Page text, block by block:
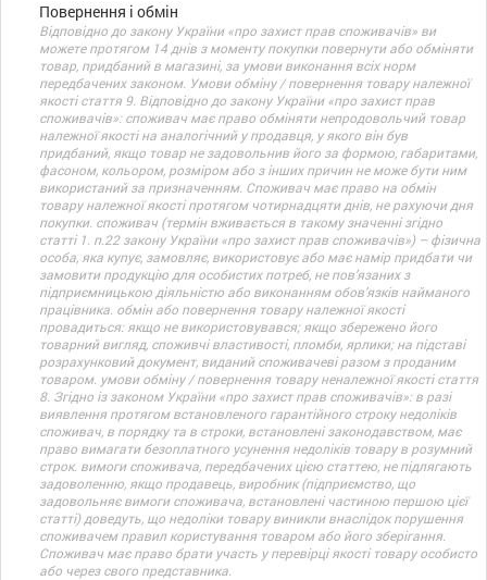
Повернення і обмін
Відповідно до закону України «про захист прав споживачів» ви
можете протягом 14 днів з моменту покупки повернути або обміняти
товар, придбаний в магазині, за умови виконання всіх норм
передбачених законом. Умови обміну / повернення товару належної
якості стаття 9. Відповідно до закону України «про захист прав
споживачів»: споживач має право обміняти непродовольчий товар
належної якості на аналогічний у продавця, у якого він був
придбаний, якщо товар не задовольнив його за формою, габаритами,
фасоном, кольором, розміром або з інших причин не може бути ним
використаний за призначенням. Споживач має право на обмін
товару належної якості протягом чотирнадцяти днів, не рахуючи дня
покупки. споживач (термін вживається в такому значенні згідно
статті 1. п.22 закону України «про захист прав споживачів») – фізична
особа, яка купує, замовляє, використовує або має намір придбати чи
замовити продукцію для особистих потреб, не пов’язаних з
підприємницькою діяльністю або виконанням обов’язків найманого
працівника. обмін або повернення товару належної якості
провадиться: якщо не використовувався; якщо збережено його
товарний вигляд, споживчі властивості, пломби, ярлики; на підставі
розрахунковий документ, виданий споживачеві разом з проданим
товаром. умови обміну / повернення товару неналежної якості стаття
8. Згідно із законом України «про захист прав споживачів»: в разі
виявлення протягом встановленого гарантійного строку недоліків
споживач, в порядку та в строки, встановлені законодавством, має
право вимагати безоплатного усунення недоліків товару в розумний
строк. вимоги споживача, передбачених цією статтею, не підлягають
задоволенню, якщо продавець, виробник (підприємство, що
задовольняє вимоги споживача, встановлені частиною першою цієї
статті) доведуть, що недоліки товару виникли внаслідок порушення
споживачем правил користування товаром або його зберігання.
Споживач має право брати участь у перевірці якості товару особисто
або через свого представника.